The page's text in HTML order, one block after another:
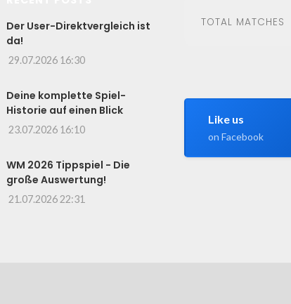
Der User-Direktvergleich ist
da!
29.07.2026 16:30
Deine komplette Spiel-
Historie auf einen Blick
23.07.2026 16:10
WM 2026 Tippspiel - Die
große Auswertung!
21.07.2026 22:31
TOTAL MATCHES
Like us
on Facebook